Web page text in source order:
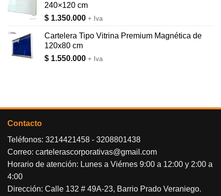
240×120 cm
$ 1.350.000 + Iva
Cartelera Tipo Vitrina Premium Magnética de
120x80 cm
$ 1.550.000 + Iva
Contacto
Teléfonos: 3214421458 - 3208801438
Correo: cartelerascorporativas@gmail.com
Horario de atención: Lunes a Viérnes 9:00 a 12:00 y 2:00 a
4:00
Dirección: Calle 132 # 49A-23, Barrio Prado Veraniego.